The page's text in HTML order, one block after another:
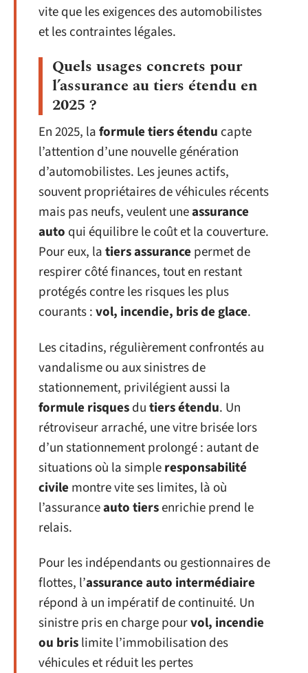
vite que les exigences des automobilistes
et les contraintes légales.
Quels usages concrets pour
l’assurance au tiers étendu en
2025 ?
En 2025, laformule tiers étendu capte
l’attention d’une nouvelle génération
d’automobilistes. Les jeunes actifs,
souvent propriétaires de véhicules récents
mais pas neufs, veulent uneassurance
auto qui équilibre le coût et la couverture.
Pour eux, latiers assurance permet de
respirer côté finances, tout en restant
protégés contre les risques les plus
courants :vol, incendie, bris de glace.
Les citadins, régulièrement confrontés au
vandalisme ou aux sinistres de
stationnement, privilégient aussi la
formule risquesdutiers étendu. Un
rétroviseur arraché, une vitre brisée lors
d’un stationnement prolongé : autant de
situations où la simpleresponsabilité
civile montre vite ses limites, là où
l’assuranceauto tiersenrichie prend le
relais.
Pour les indépendants ou gestionnaires de
flottes, l’assurance auto intermédiaire
répond à un impératif de continuité. Un
sinistre pris en charge pourvol, incendie
ou brislimite l’immobilisation des
véhicules et réduit les pertes